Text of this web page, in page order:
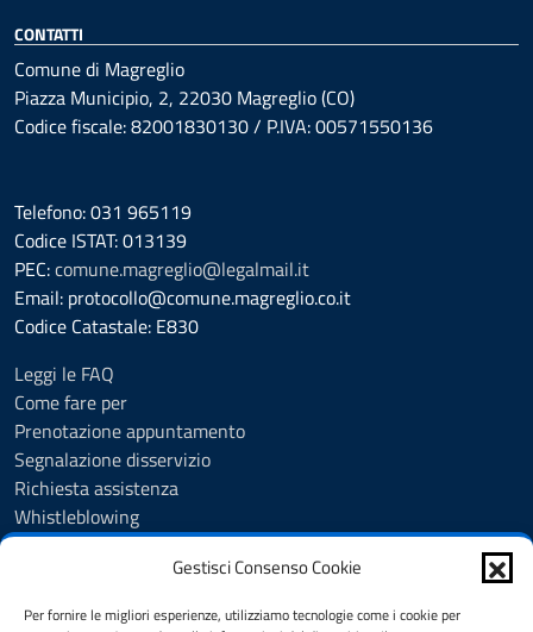
Gestisci Consenso Cookie
Per fornire le migliori esperienze, utilizziamo tecnologie come i cookie per
CONTATTI
Comune di Magreglio
Piazza Municipio, 2, 22030 Magreglio (CO)
Codice fiscale: 82001830130 / P.IVA: 00571550136
Telefono: 031 965119
Codice ISTAT: 013139
PEC:comune.magreglio@legalmail.it
Email: protocollo@comune.magreglio.co.it
Codice Catastale: E830
Leggi le FAQ
Come fare per
Prenotazione appuntamento
Segnalazione disservizio
Richiesta assistenza
Whistleblowing
Albo Pretorio
Amministrazione trasparente
Accesso agli Atti